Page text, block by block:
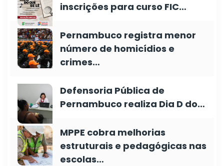
inscrições para curso FIC…
Pernambuco registra menor
número de homicídios e
crimes…
Defensoria Pública de
Pernambuco realiza Dia D do…
MPPE cobra melhorias
estruturais e pedagógicas nas
escolas…